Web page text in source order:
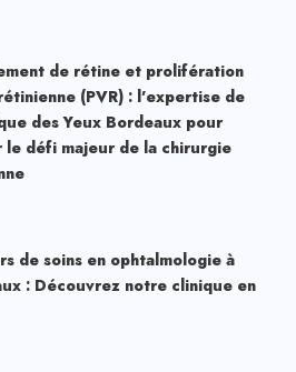
de rétine et prolifération
(PVR) : l’expertise de
des Yeux Bordeaux pour
le défi majeur de la chirurgie
de soins en ophtalmologie à
: Découvrez notre clinique en